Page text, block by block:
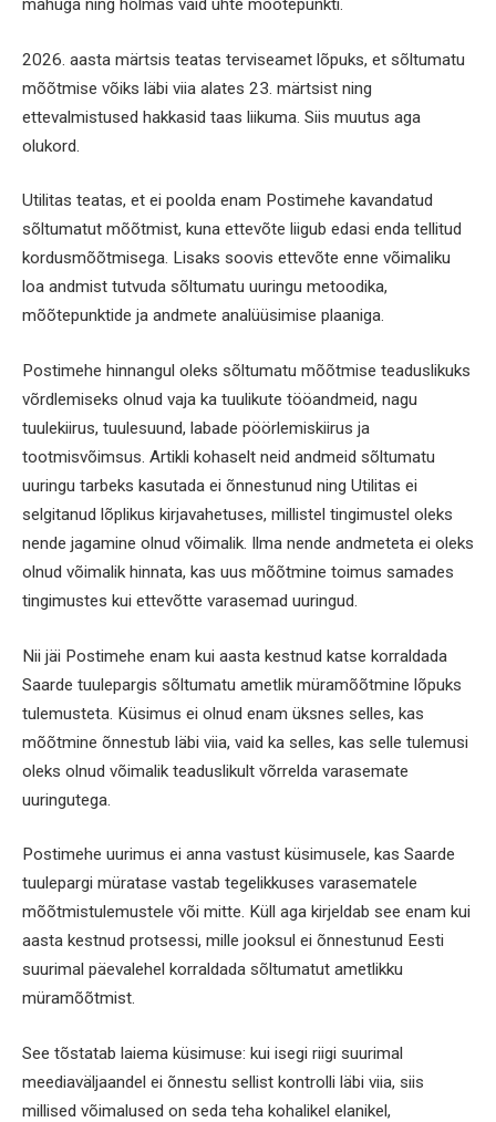
mahuga ning hõlmas vaid ühte mõõtepunkti.
2026. aasta märtsis teatas terviseamet lõpuks, et sõltumatu
mõõtmise võiks läbi viia alates 23. märtsist ning
ettevalmistused hakkasid taas liikuma. Siis muutus aga
olukord.
Utilitas teatas, et ei poolda enam Postimehe kavandatud
sõltumatut mõõtmist, kuna ettevõte liigub edasi enda tellitud
kordusmõõtmisega. Lisaks soovis ettevõte enne võimaliku
loa andmist tutvuda sõltumatu uuringu metoodika,
mõõtepunktide ja andmete analüüsimise plaaniga.
Postimehe hinnangul oleks sõltumatu mõõtmise teaduslikuks
võrdlemiseks olnud vaja ka tuulikute tööandmeid, nagu
tuulekiirus, tuulesuund, labade pöörlemiskiirus ja
tootmisvõimsus. Artikli kohaselt neid andmeid sõltumatu
uuringu tarbeks kasutada ei õnnestunud ning Utilitas ei
selgitanud lõplikus kirjavahetuses, millistel tingimustel oleks
nende jagamine olnud võimalik. Ilma nende andmeteta ei oleks
olnud võimalik hinnata, kas uus mõõtmine toimus samades
tingimustes kui ettevõtte varasemad uuringud.
Nii jäi Postimehe enam kui aasta kestnud katse korraldada
Saarde tuulepargis sõltumatu ametlik müramõõtmine lõpuks
tulemusteta. Küsimus ei olnud enam üksnes selles, kas
mõõtmine õnnestub läbi viia, vaid ka selles, kas selle tulemusi
oleks olnud võimalik teaduslikult võrrelda varasemate
uuringutega.
Postimehe uurimus ei anna vastust küsimusele, kas Saarde
tuulepargi müratase vastab tegelikkuses varasematele
mõõtmistulemustele või mitte. Küll aga kirjeldab see enam kui
aasta kestnud protsessi, mille jooksul ei õnnestunud Eesti
suurimal päevalehel korraldada sõltumatut ametlikku
müramõõtmist.
See tõstatab laiema küsimuse: kui isegi riigi suurimal
meediaväljaandel ei õnnestu sellist kontrolli läbi viia, siis
millised võimalused on seda teha kohalikel elanikel,